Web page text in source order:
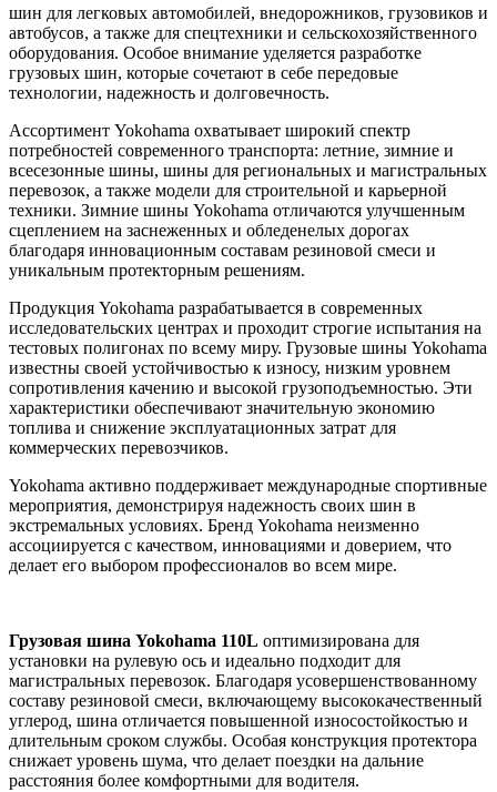
шин для легковых автомобилей, внедорожников, грузовиков и
автобусов, а также для спецтехники и сельскохозяйственного
оборудования. Особое внимание уделяется разработке
грузовых шин, которые сочетают в себе передовые
технологии, надежность и долговечность.
Ассортимент Yokohama охватывает широкий спектр
потребностей современного транспорта: летние, зимние и
всесезонные шины, шины для региональных и магистральных
перевозок, а также модели для строительной и карьерной
техники. Зимние шины Yokohama отличаются улучшенным
сцеплением на заснеженных и обледенелых дорогах
благодаря инновационным составам резиновой смеси и
уникальным протекторным решениям.
Продукция Yokohama разрабатывается в современных
исследовательских центрах и проходит строгие испытания на
тестовых полигонах по всему миру. Грузовые шины Yokohama
известны своей устойчивостью к износу, низким уровнем
сопротивления качению и высокой грузоподъемностью. Эти
характеристики обеспечивают значительную экономию
топлива и снижение эксплуатационных затрат для
коммерческих перевозчиков.
Yokohama активно поддерживает международные спортивные
мероприятия, демонстрируя надежность своих шин в
экстремальных условиях. Бренд Yokohama неизменно
ассоциируется с качеством, инновациями и доверием, что
делает его выбором профессионалов во всем мире.
Грузовая шина Yokohama 110L оптимизирована для
установки на рулевую ось и идеально подходит для
магистральных перевозок. Благодаря усовершенствованному
составу резиновой смеси, включающему высококачественный
углерод, шина отличается повышенной износостойкостью и
длительным сроком службы. Особая конструкция протектора
снижает уровень шума, что делает поездки на дальние
расстояния более комфортными для водителя.